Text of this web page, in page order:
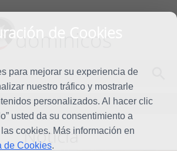
de Cookies
para mejorar su experiencia de
nuestro tráfico y mostrarle
personalizados. Al hacer clic
usted da su consentimiento a
cookies. Más información en
de Cookies.
dominicos
Noticia